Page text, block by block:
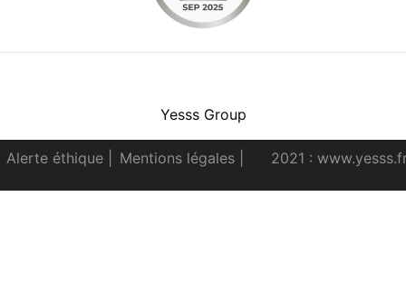
Yesss Group
Alerte éthique Mentions légales 2021 :